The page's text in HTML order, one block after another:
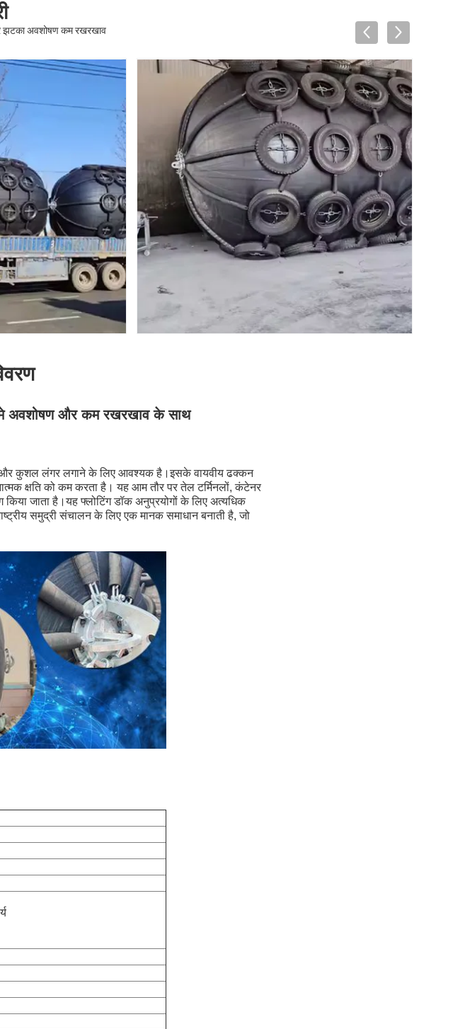
झटका अवशोषण कम रखरखाव
अवशोषण और कम रखरखाव के साथ
और कुशल लंगर लगाने के लिए आवश्यक है।इसके वायवीय ढक्कन
क्षति को कम करता है। यह आम तौर पर तेल टर्मिनलों, कंटेनर
जाता है।यह फ्लोटिंग डॉक अनुप्रयोगों के लिए अत्यधिक
समुद्री संचालन के लिए एक मानक समाधान बनाती है, जो